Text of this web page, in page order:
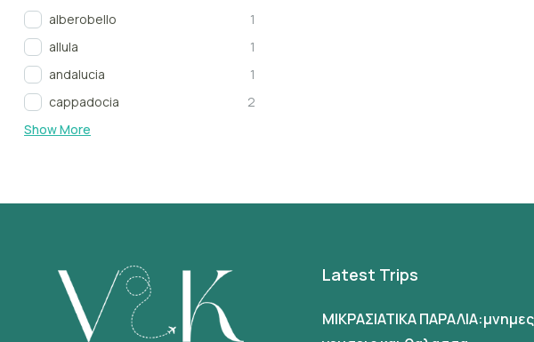
alberobello
1
allula
1
andalucia
1
cappadocia
2
Show More
Latest Trips
ΜΙΚΡΑΣΙΑΤΙΚΑ